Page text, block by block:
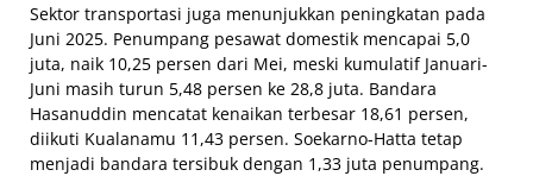
Sektor transportasi juga menunjukkan peningkatan pada
Juni 2025. Penumpang pesawat domestik mencapai 5,0
juta, naik 10,25 persen dari Mei, meski kumulatif Januari-
Juni masih turun 5,48 persen ke 28,8 juta. Bandara
Hasanuddin mencatat kenaikan terbesar 18,61 persen,
diikuti Kualanamu 11,43 persen. Soekarno-Hatta tetap
menjadi bandara tersibuk dengan 1,33 juta penumpang.